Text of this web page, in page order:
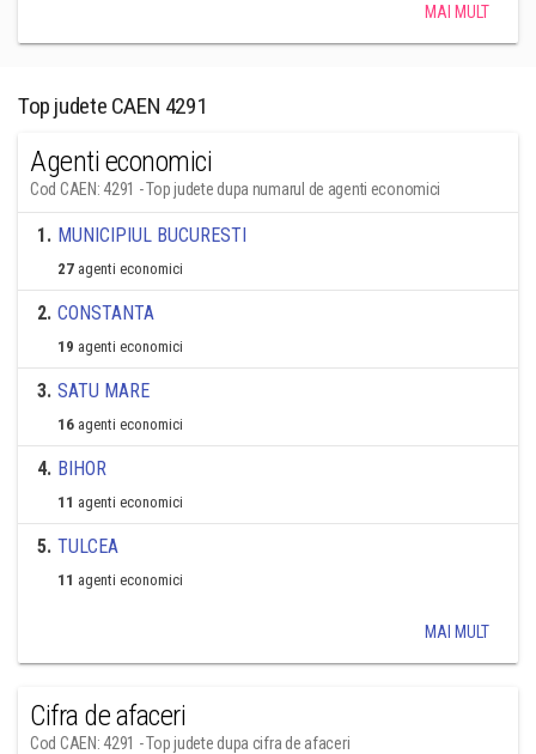
MAI MULT
Top judete CAEN 4291
Agenti economici
Cod CAEN: 4291 - Top judete dupa numarul de agenti economici
1. MUNICIPIUL BUCURESTI
27 agenti economici
2. CONSTANTA
19 agenti economici
3. SATU MARE
16 agenti economici
4. BIHOR
11 agenti economici
5. TULCEA
11 agenti economici
MAI MULT
Cifra de afaceri
Cod CAEN: 4291 - Top judete dupa cifra de afaceri